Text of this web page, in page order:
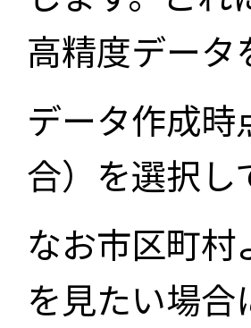
高精度データ
データ作成
合）を選択し
なお市区町
を見たい場